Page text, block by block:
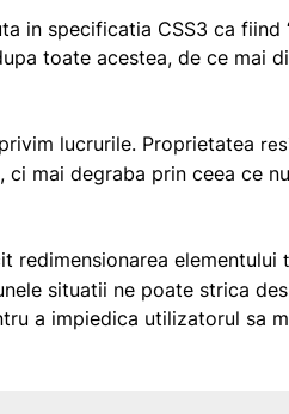
in specificatia CSS3 ca fiind
toate acestea, de ce mai
lucrurile. Proprietatea
mai degraba prin ceea ce nu
redimensionarea elementului
situatii ne poate strica
a impiedica utilizatorul sa